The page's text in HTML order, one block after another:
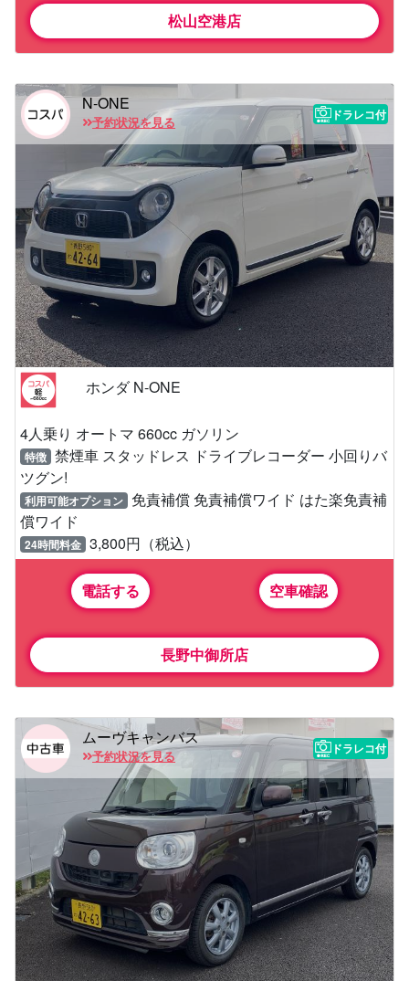
松山空港店
N-ONE
予約状況を見る
ドラレコ付
ホンダ N-ONE
4人乗り オートマ 660cc ガソリン
特徴 禁煙車 スタッドレス ドライブレコーダー 小回りバ
ツグン!
利用可能オプション 免責補償 免責補償ワイド はた楽免責補
償ワイド
24時間料金 3,800円（税込）
電話する 空車確認
長野中御所店
ムーヴキャンバス
予約状況を見る
ドラレコ付